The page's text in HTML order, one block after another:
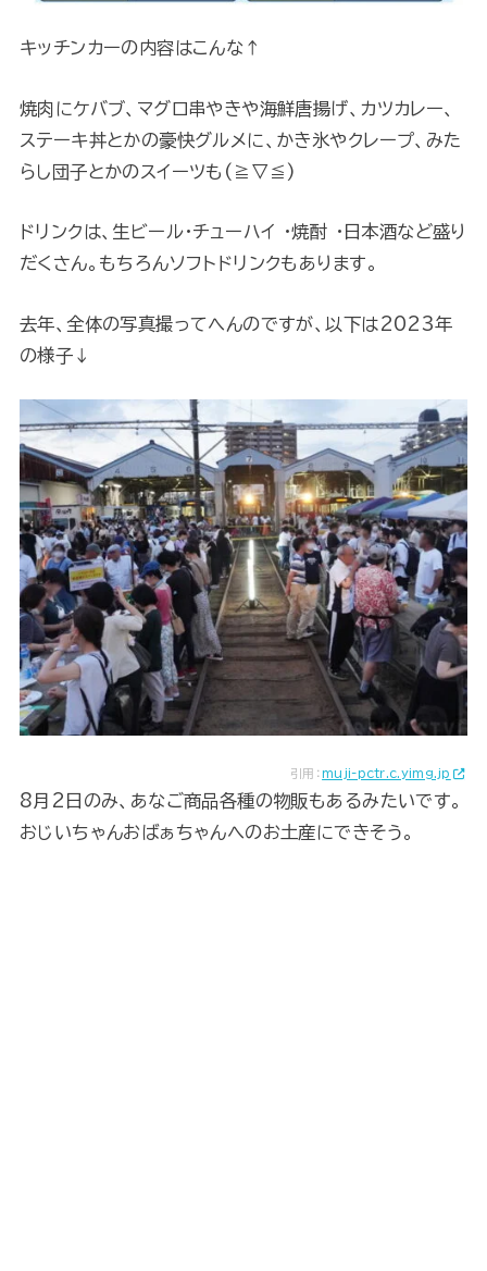
キッチンカーの内容はこんな↑
焼肉にケバブ、マグロ串やきや海鮮唐揚げ、カツカレー、
ステーキ丼とかの豪快グルメに、かき氷やクレープ、みた
らし団子とかのスイーツも(≧▽≦)
ドリンクは、生ビール・チューハイ ・焼酎 ・日本酒など盛り
だくさん。もちろんソフトドリンクもあります。
去年、全体の写真撮ってへんのですが、以下は2023年
の様子↓
引用：muji-pctr.c.yimg.jp
8月2日のみ、あなご商品各種の物販もあるみたいです。
おじいちゃんおばぁちゃんへのお土産にできそう。